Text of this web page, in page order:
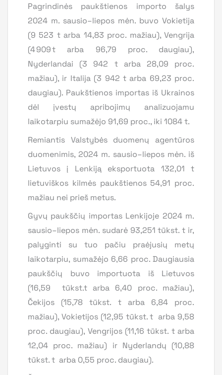
Pagrindinės paukštienos importo šalys
2024 m. sausio–liepos mėn. buvo Vokietija
(9 523 t arba 14,83 proc. mažiau), Vengrija
(4 909 t arba 96,79 proc. daugiau),
Nyderlandai (3 942 t arba 28,09 proc.
mažiau), ir Italija (3 942 t arba 69,23 proc.
daugiau). Paukštienos importas iš Ukrainos
dėl įvestų apribojimų analizuojamu
laikotarpiu sumažėjo 91,69 proc., iki 1084 t.
Remiantis Valstybės duomenų agentūros
duomenimis, 2024 m. sausio–liepos mėn. iš
Lietuvos į Lenkiją eksportuota 132,01 t
lietuviškos kilmės paukštienos 54,91 proc.
mažiau nei prieš metus.
Gyvų paukščių importas Lenkijoje 2024 m.
sausio–liepos mėn. sudarė 93,251 tūkst. t ir,
palyginti su tuo pačiu praėjusių metų
laikotarpiu, sumažėjo 6,66 proc. Daugiausia
paukščių buvo importuota iš Lietuvos
(16,59 tūkst.t arba 6,40 proc. mažiau),
Čekijos (15,78 tūkst. t arba 6,84 proc.
mažiau), Vokietijos (12,95 tūkst. t arba 9,58
proc. daugiau), Vengrijos (11,16 tūkst. t arba
12,04 proc. mažiau) ir Nyderlandų (10,88
tūkst. t arba 0,55 proc. daugiau).